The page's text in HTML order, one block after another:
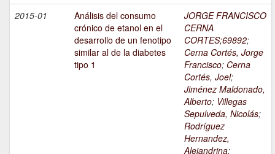
2015-01
Análisis del consumo
crónico de etanol en el
desarrollo de un fenotipo
similar al de la diabetes
tipo 1
JORGE FRANCISCO
CERNA
CORTES;69892;
Cerna Cortés, Jorge
Francisco; Cerna
Cortés, Joel;
Jiménez Maldonado,
Alberto; Villegas
Sepulveda, Nicolás;
Rodríguez
Hernandez,
Alejandrina;